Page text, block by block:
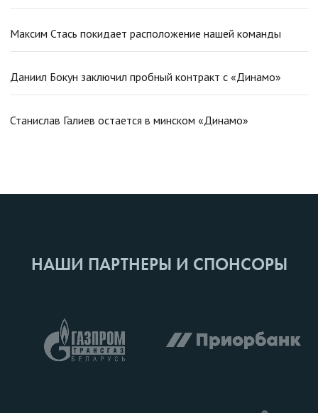
Максим Стась покидает расположение нашей команды
Даниил Бокун заключил пробный контракт с «Динамо»
Станислав Галиев остается в минском «Динамо»
НАШИ ПАРТНЕРЫ И СПОНСОРЫ